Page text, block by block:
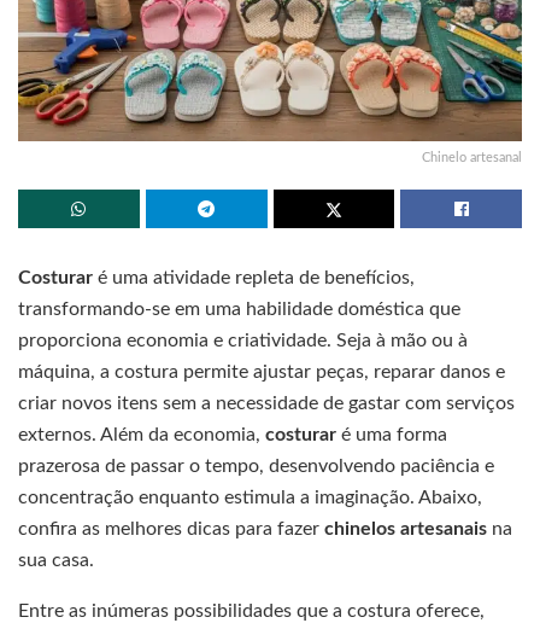
Chinelo artesanal
Costurar é uma atividade repleta de benefícios,
transformando-se em uma habilidade doméstica que
proporciona economia e criatividade. Seja à mão ou à
máquina, a costura permite ajustar peças, reparar danos e
criar novos itens sem a necessidade de gastar com serviços
externos. Além da economia, costurar é uma forma
prazerosa de passar o tempo, desenvolvendo paciência e
concentração enquanto estimula a imaginação. Abaixo,
confira as melhores dicas para fazer chinelos artesanais na
sua casa.
Entre as inúmeras possibilidades que a costura oferece,